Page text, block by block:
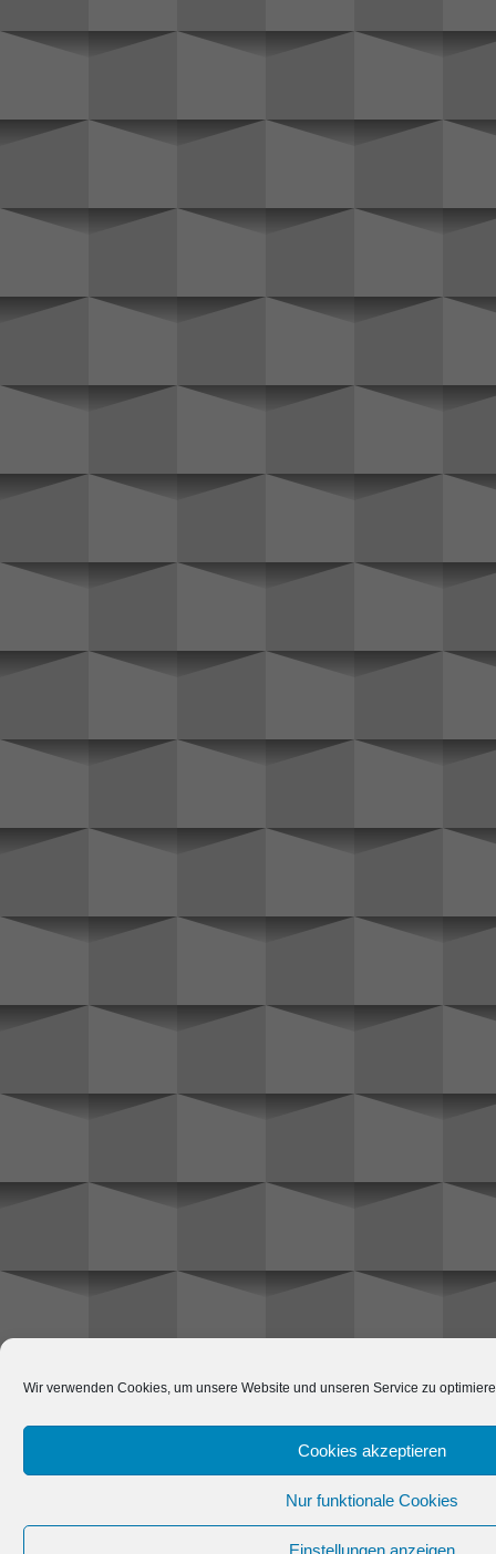
Wir verwenden Cookies, um unsere Website und unseren Service zu
Cookies akzeptieren
Nur funktionale Cookies
Einstellungen anzeigen